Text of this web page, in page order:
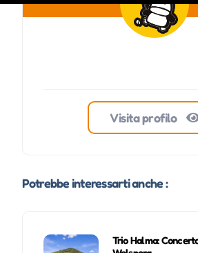
Visita profilo
Potrebbe interessarti anche :
Trio Halma: